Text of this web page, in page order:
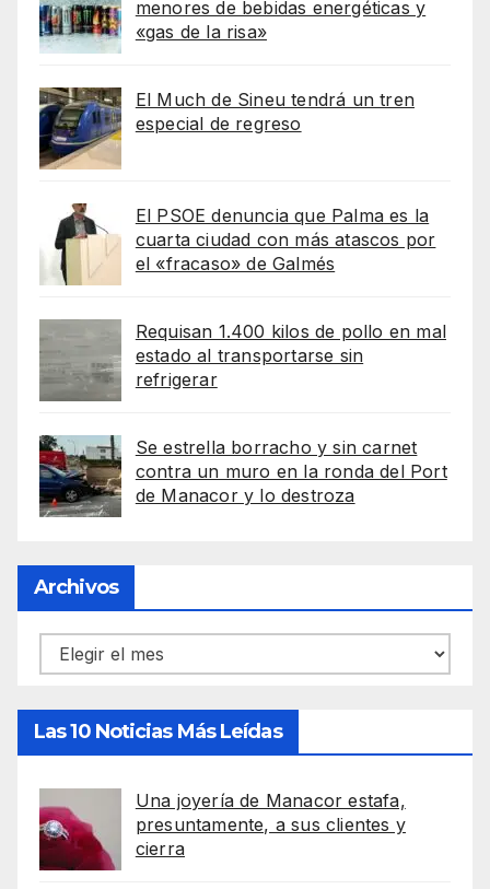
menores de bebidas energéticas y
«gas de la risa»
El Much de Sineu tendrá un tren
especial de regreso
El PSOE denuncia que Palma es la
cuarta ciudad con más atascos por
el «fracaso» de Galmés
Requisan 1.400 kilos de pollo en mal
estado al transportarse sin
refrigerar
Se estrella borracho y sin carnet
contra un muro en la ronda del Port
de Manacor y lo destroza
Archivos
Archivos
Las 10 Noticias Más Leídas
Una joyería de Manacor estafa,
presuntamente, a sus clientes y
cierra